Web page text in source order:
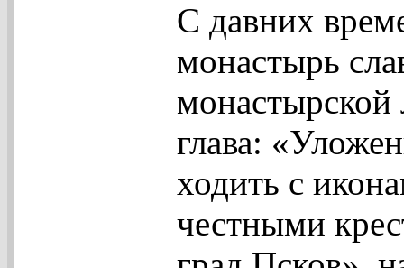
С давних
монастырь
монастырской
глава:
ходить с
честными